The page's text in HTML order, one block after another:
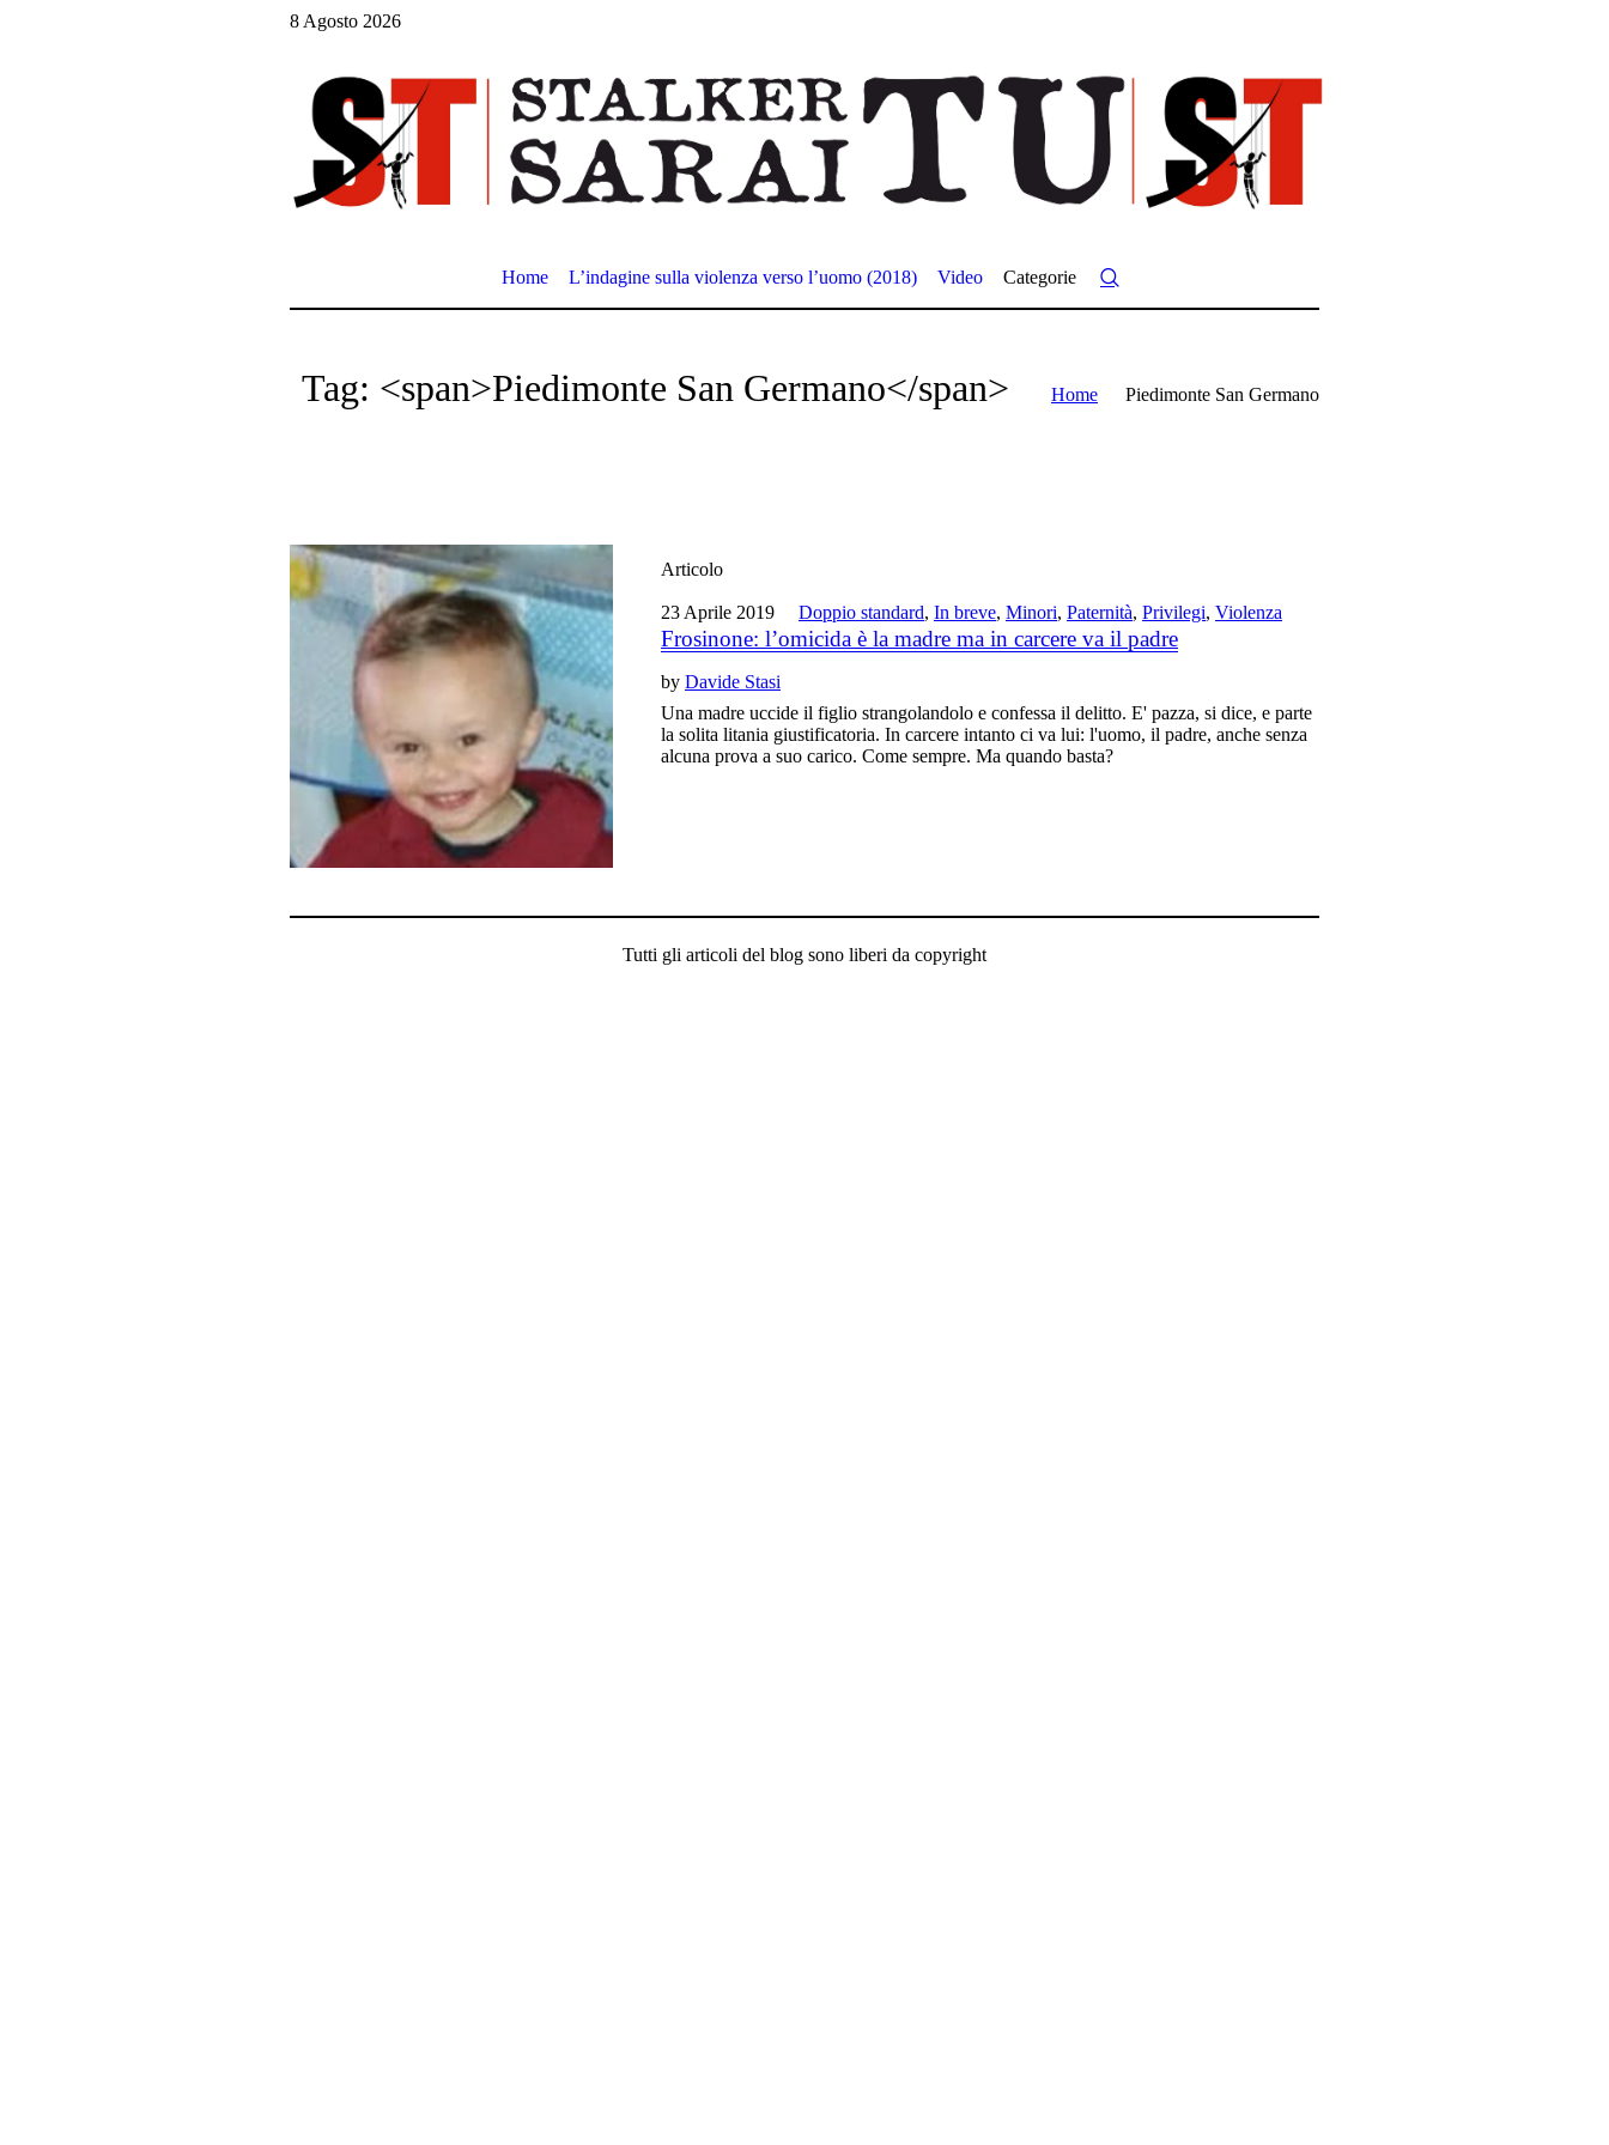
8 Agosto 2026
Home L’indagine sulla violenza verso l’uomo (2018) Video Categorie
Tag: <span>Piedimonte San Germano</span> Home Piedimonte San Germano
Articolo
23 Aprile 2019 Doppio standard,In breve,Minori,Paternità,Privilegi,Violenza
Frosinone: l’omicida è la madre ma in carcere va il padre
byDavide Stasi
Una madre uccide il figlio strangolandolo e confessa il delitto. E' pazza, si dice, e parte
la solita litania giustificatoria. In carcere intanto ci va lui: l'uomo, il padre, anche senza
alcuna prova a suo carico. Come sempre. Ma quando basta?
Tutti gli articoli del blog sono liberi da copyright